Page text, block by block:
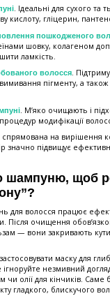
. Ідеальні для сухого та
кислоту, гліцерин,
пошкодженого
шовку, колагеном
ламкість.
волосся.
пігменту, а
. М’яко очищають і
модифікації
спрямована на вирішення
значно підвищує
шампуню, щоб
для волосся працює
Після очищення
— вони закривають
маску для
ігноруйте незмивний
чи олії для кінчиків. Саме
гладкого, блискучого